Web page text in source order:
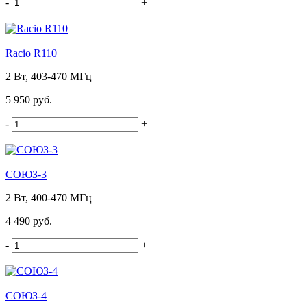
Racio R110
2 Вт, 403-470 МГц
5 950 руб.
- +
СОЮЗ-3
2 Вт, 400-470 МГц
4 490 руб.
- +
СОЮЗ-4